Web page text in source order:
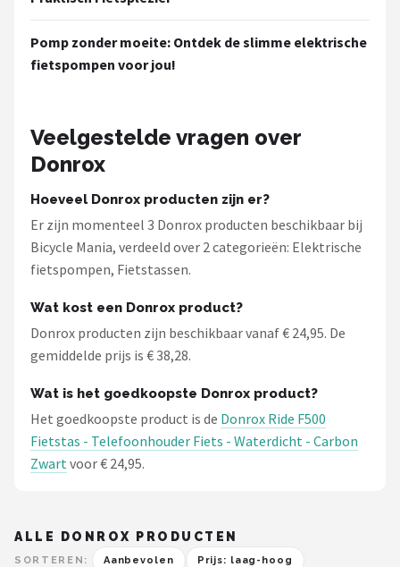
Pomp zonder moeite: Ontdek de slimme elektrische
fietspompen voor jou!
Veelgestelde vragen over
Donrox
Hoeveel Donrox producten zijn er?
Er zijn momenteel 3 Donrox producten beschikbaar bij
Bicycle Mania, verdeeld over 2 categorieën: Elektrische
fietspompen, Fietstassen.
Wat kost een Donrox product?
Donrox producten zijn beschikbaar vanaf € 24,95. De
gemiddelde prijs is € 38,28.
Wat is het goedkoopste Donrox product?
Het goedkoopste product is de Donrox Ride F500
Fietstas - Telefoonhouder Fiets - Waterdicht - Carbon
Zwartvoor € 24,95.
ALLE DONROX PRODUCTEN
SORTEREN: Aanbevolen Prijs: laag-hoog